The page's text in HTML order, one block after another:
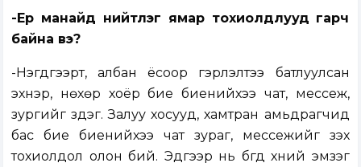
-Ер манайд нийтлэг ямар тохиолдлууд гарч
байна вэ?
-Нэгдүгээрт, албан ёсоор гэрлэлтээ батлуулсан
эхнэр, нөхөр хоёр бие биенийхээ чат, мессеж,
зургийг үздэг. Залуу хосууд, хамтран амьдрагчид
бас бие биенийхээ чат зураг, мессежийг үзэх
тохиолдол олон бий. Эдгээр нь бүгд хүний эмзэг